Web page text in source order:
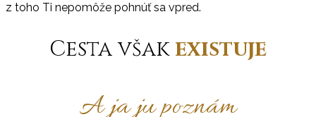
z toho Ti nepomôže pohnúť sa vpred.
Cesta však existuje
A ja ju poznám